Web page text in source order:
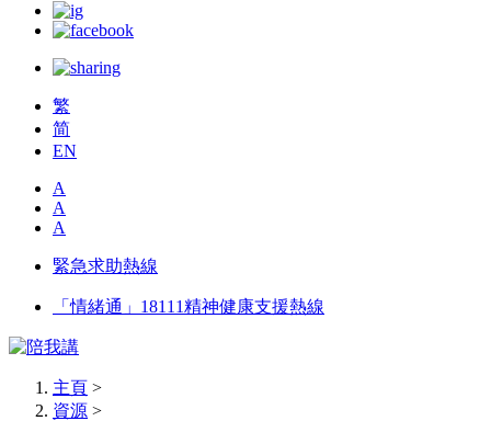
繁
简
EN
A
A
A
緊急求助熱線
「情緒通」18111精神健康支援熱線
主頁 >
資源 >